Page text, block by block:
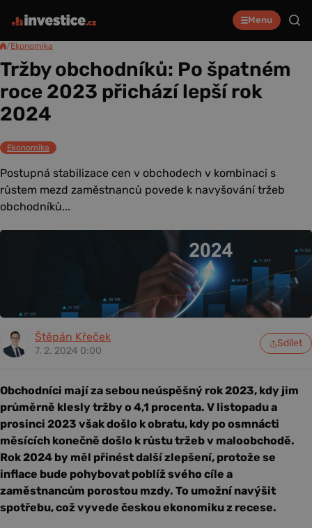
Menu
/Ekonomika
Tržby obchodníků: Po špatném
roce 2023 přichází lepší rok
2024
Ekonomika
Postupná stabilizace cen v obchodech v kombinaci s
růstem mezd zaměstnanců povede k navyšování tržeb
obchodníků...
Štěpán Křeček
7. 2. 2024 0:00
Sdílet
Obchodníci mají za sebou neúspěšný rok 2023, kdy jim
průměrně klesly tržby o 4,1 procenta. V listopadu a
prosinci 2023 však došlo k obratu, kdy po osmnácti
měsících konečně došlo k růstu tržeb v maloobchodě.
Rok 2024 by měl přinést další zlepšení, protože se
inflace bude pohybovat poblíž svého cíle a
zaměstnancům porostou mzdy. To umožní navýšit
spotřebu, což vyvede českou ekonomiku z recese.